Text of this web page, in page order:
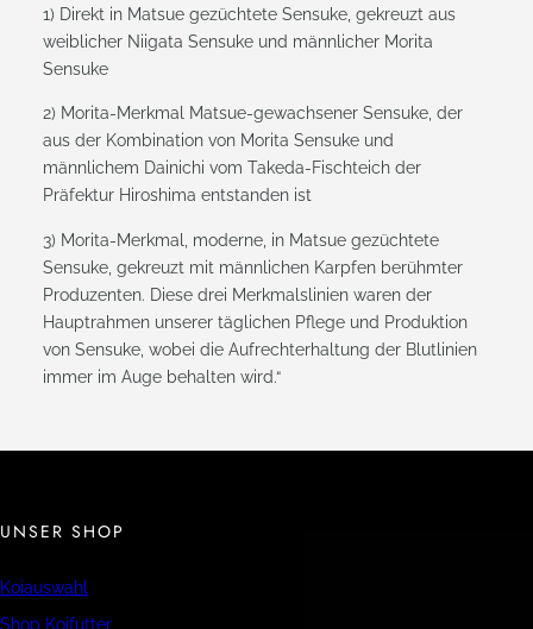
1) Direkt in Matsue gezüchtete Sensuke, gekreuzt aus
weiblicher Niigata Sensuke und männlicher Morita
Sensuke
2) Morita-Merkmal Matsue-gewachsener Sensuke, der
aus der Kombination von Morita Sensuke und
männlichem Dainichi vom Takeda-Fischteich der
Präfektur Hiroshima entstanden ist
3) Morita-Merkmal, moderne, in Matsue gezüchtete
Sensuke, gekreuzt mit männlichen Karpfen berühmter
Produzenten. Diese drei Merkmalslinien waren der
Hauptrahmen unserer täglichen Pflege und Produktion
von Sensuke, wobei die Aufrechterhaltung der Blutlinien
immer im Auge behalten wird.“
UNSER SHOP
Koiauswahl
Shop Koifutter